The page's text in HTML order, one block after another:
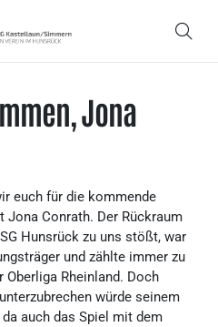
Jona
euch für die kommende
Conrath. Der Rückraum
Hunsrück zu uns stößt, war
und zählte immer zu
Rheinland. Doch
würde seinem
auch das Spiel mit dem